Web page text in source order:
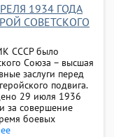
1934 ГОДА
СОВЕТСКОГО
СССР было
Союза – высшая
заслуги перед
подвига.
29 июля 1936
за совершение
боевых